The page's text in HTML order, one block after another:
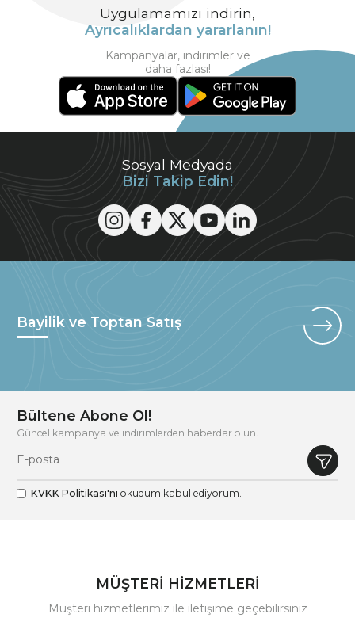
Sosyal Medyada
Bizi Takip Edin!
Uygulamamızı indirin,
Ayrıcalıklardan yararlanın!
Kampanyalar, indirimler ve
daha fazlası!
Bayilik ve Toptan Satış
Bültene Abone Ol!
Güncel kampanya ve indirimlerden haberdar olun.
KVKK Politikası'nı okudum kabul ediyorum.
MÜŞTERİ HİZMETLERİ
Müşteri hizmetlerimiz ile iletişime geçebilirsiniz